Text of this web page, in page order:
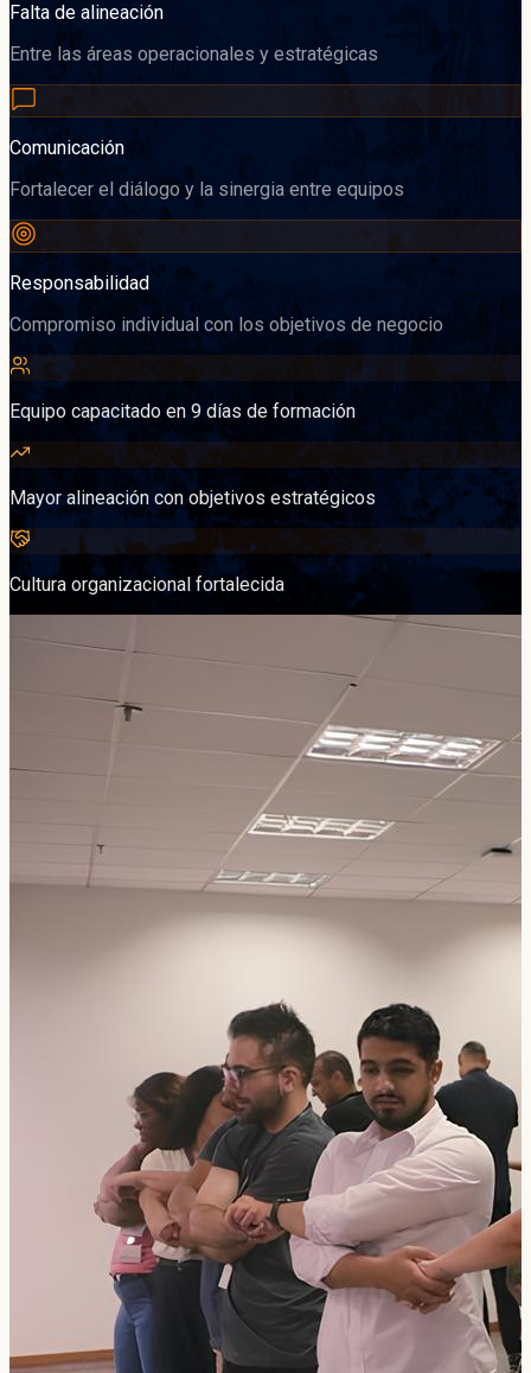
Falta de alineación
Entre las áreas operacionales y estratégicas
Comunicación
Fortalecer el diálogo y la sinergia entre equipos
Responsabilidad
Compromiso individual con los objetivos de negocio
Equipo capacitado en 9 días de formación
Mayor alineación con objetivos estratégicos
Cultura organizacional fortalecida